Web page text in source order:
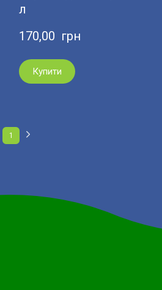
л
170,00  грн
Купити
1